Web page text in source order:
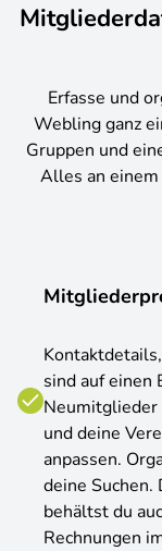
Erfasse und
Webling ganz
Gruppen und
Alles an
sind auf einen
Neumitglieder
und deine
anpassen.
deine Suchen.
behältst du
Rechnungen